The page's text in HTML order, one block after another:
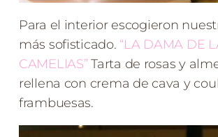
Para el interior escogieron
más sofisticado. “LA DAMA DE
CAMELIAS” Tarta de rosas y
rellena con crema de cava y
frambuesas.